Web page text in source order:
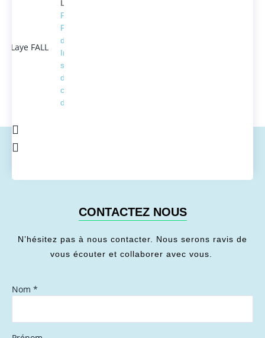
Laye FALL
Président
Fondateur
d'ACTEDUS,
Ingénieur
spécialisé
dans la
conversion
de l'énergie
CONTACTEZ NOUS
N’hésitez pas à nous contacter. Nous serons ravis de
vous écouter et collaborer avec vous.
Nom *